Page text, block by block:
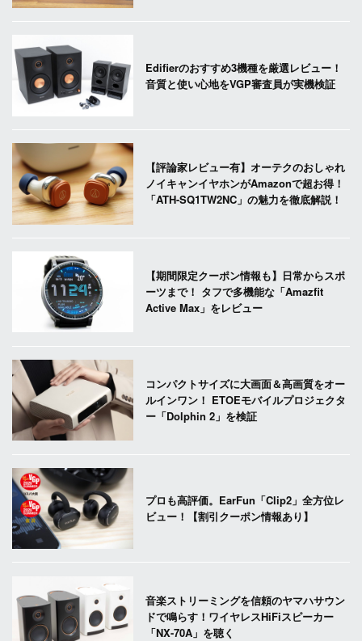
Edifierのおすすめ3機種を厳選レビュー！
音質と使い心地をVGP審査員が実機検証
【評論家レビュー有】オーテクのおしゃれ
ノイキャンイヤホンがAmazonで超お得！
「ATH-SQ1TW2NC」の魅力を徹底解説！
【期間限定クーポン情報も】日常からスポ
ーツまで！ タフで多機能な「Amazfit
Active Max」をレビュー
コンパクトサイズに大画面＆高画質をオー
ルインワン！ ETOEモバイルプロジェクタ
ー「Dolphin 2」を検証
プロも高評価。EarFun「Clip2」全方位レ
ビュー！【割引クーポン情報あり】
音楽ストリーミングを信頼のヤマハサウン
ドで鳴らす！ワイヤレスHiFiスピーカー
「NX-70A」を聴く